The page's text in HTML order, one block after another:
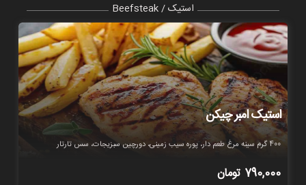
استیک / Beefsteak
استیک امبر چیکن
400 گرم سینه مرغ طعم دار، پوره سیب زمینی، دورچین سبزیجات، سس تارتار
790,000 تومان